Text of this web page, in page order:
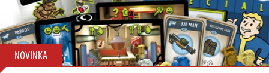
NOVINKA